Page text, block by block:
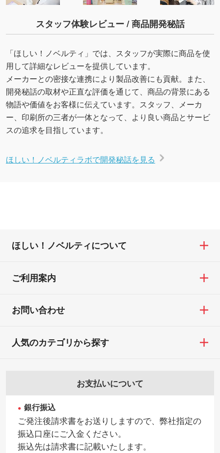
スタッフ体験レビュー / 商品開発秘話
「ほしい！ノベルティ」では、スタッフが実際に商品を使
用して詳細なレビューを提供しています。
メーカーとの密接な連携により製品改善にも貢献。また、
開発秘話の取材や正直な評価を通じて、商品の背景にある
物語や価値をお客様に伝えています。スタッフ、メーカ
ー、印刷所の三者が一体となって、より良い商品とサービ
スの追求を目指しています。
ほしい！ノベルティラボで開発秘話を見る
ほしい！ノベルティについて
ご利用案内
お問い合わせ
お支払いについて
銀行振込
ご発注後請求書をお送りしますので、弊社指定の
振込口座にご入金ください。
振込先は請求書に記載いたします。
人気のカテゴリから探す